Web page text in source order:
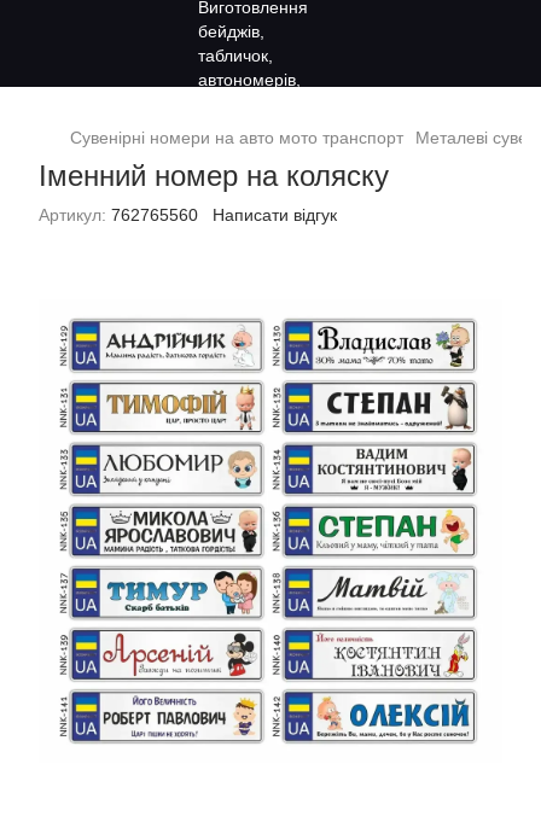
Сувенірні номери на авто мото транспорт Металеві
Іменний номер на коляску
Артикул: 762765560 Написати відгук